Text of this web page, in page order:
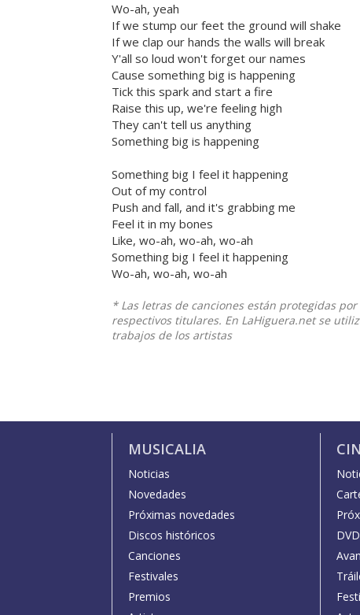
Wo-ah, yeah
If we stump our feet the ground will shake
If we clap our hands the walls will break
Y'all so loud won't forget our names
Cause something big is happening
Tick this spark and start a fire
Raise this up, we're feeling high
They can't tell us anything
Something big is happening
Something big I feel it happening
Out of my control
Push and fall, and it's grabbing me
Feel it in my bones
Like, wo-ah, wo-ah, wo-ah
Something big I feel it happening
Wo-ah, wo-ah, wo-ah
* Las letras de canciones están protegidas
respectivos titulares. En LaHiguera.net se
trabajos de los artistas
MUSICALIA
Noticias
Novedades
Próximas novedades
Discos históricos
Canciones
Festivales
Premios
DVD